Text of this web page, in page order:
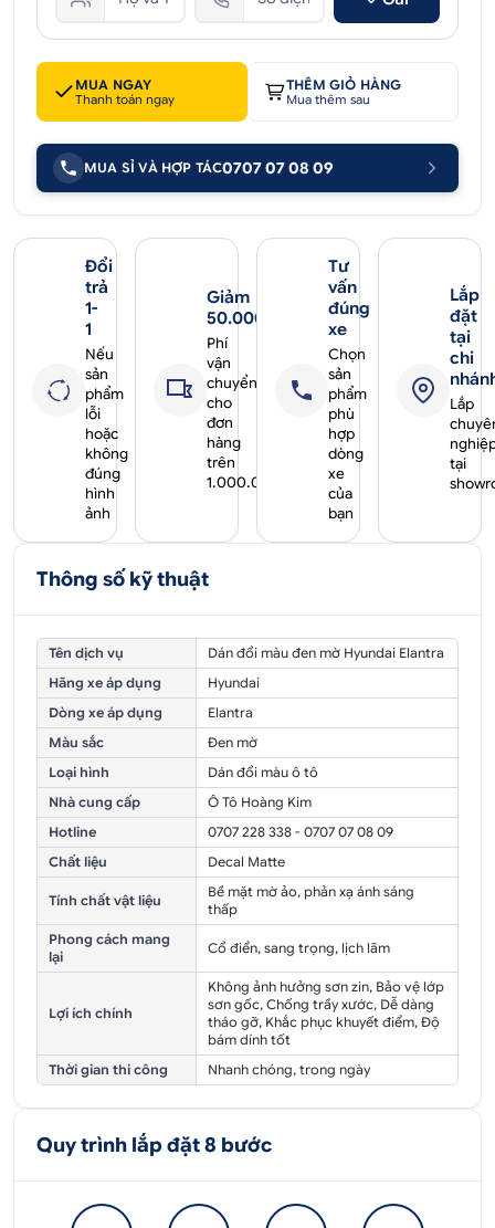
MUA NGAY
Thanh toán ngay
THÊM GIỎ HÀNG
Mua thêm sau
MUA SỈ VÀ HỢP TÁC0707 07 08 09
Đổi
trả
1-
1
Nếu
sản
phẩm
lỗi
hoặc
không
đúng
hình
ảnh
Giảm
50.000₫
Phí
vận
chuyển
cho
đơn
hàng
trên
1.000.000₫
Tư
vấn
đúng
xe
Chọn
sản
phẩm
phù
hợp
dòng
xe
của
bạn
Lắp
đặt
tại
chi
Lắp
tại
Thông số kỹ thuật
Tên dịch vụ
Dán đổi màu đen mờ Hyundai Elantra
Hãng xe áp dụng
Hyundai
Dòng xe áp dụng
Elantra
Màu sắc
Đen mờ
Loại hình
Dán đổi màu ô tô
Nhà cung cấp
Ô Tô Hoàng Kim
Hotline
0707 228 338 - 0707 07 08 09
Chất liệu
Decal Matte
Tính chất vật liệu
Bề mặt mờ ảo, phản xạ ánh sáng
thấp
Phong cách mang
lại
Cổ điển, sang trọng, lịch lãm
Lợi ích chính
Không ảnh hưởng sơn zin, Bảo vệ lớp
sơn gốc, Chống trầy xước, Dễ dàng
tháo gỡ, Khắc phục khuyết điểm, Độ
bám dính tốt
Thời gian thi công
Nhanh chóng, trong ngày
Quy trình lắp đặt 8 bước